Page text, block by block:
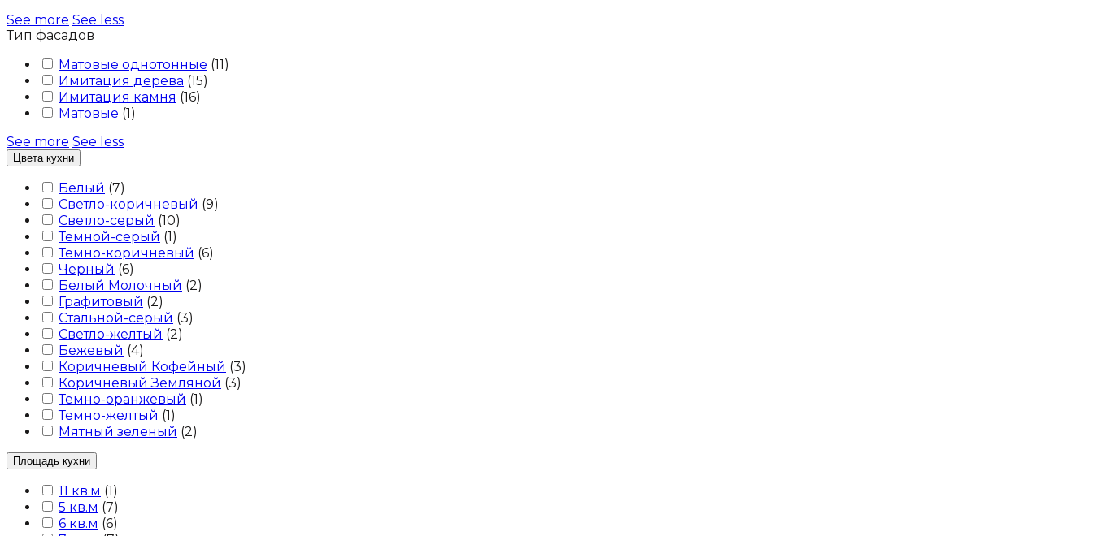
See more See less
Тип фасадов
Матовые однотонные (11)
Имитация дерева (15)
Имитация камня (16)
Матовые (1)
See more See less
Цвета кухни
Белый (7)
Светло-коричневый (9)
Светло-серый (10)
Темной-серый (1)
Темно-коричневый (6)
Черный (6)
Белый Молочный (2)
Графитовый (2)
Стальной-серый (3)
Светло-желтый (2)
Бежевый (4)
Коричневый Кофейный (3)
Коричневый Земляной (3)
Темно-оранжевый (1)
Темно-желтый (1)
Мятный зеленый (2)
Площадь кухни
11 кв.м (1)
5 кв.м (7)
6 кв.м (6)